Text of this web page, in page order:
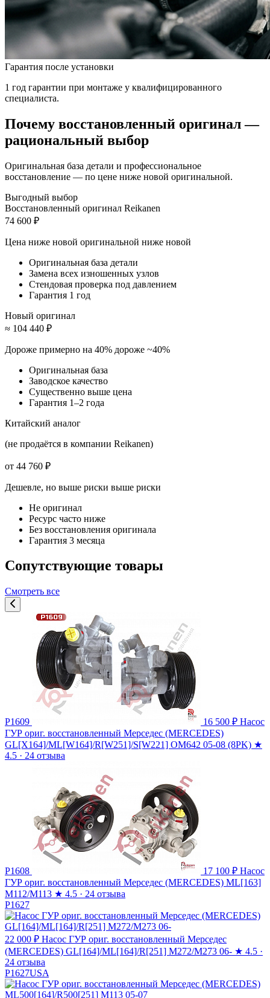
Гарантия после установки
1 год гарантии при монтаже у квалифицированного
специалиста.
Почему восстановленный оригинал —
рациональный выбор
Оригинальная база детали и профессиональное
восстановление — по цене ниже новой оригинальной.
Выгодный выбор
Восстановленный оригинал Reikanen
74 600 ₽
Цена ниже новой оригинальной ниже новой
Оригинальная база детали
Замена всех изношенных узлов
Стендовая проверка под давлением
Гарантия 1 год
Новый оригинал
≈ 104 440 ₽
Дороже примерно на 40% дороже ~40%
Оригинальная база
Заводское качество
Существенно выше цена
Гарантия 1–2 года
Китайский аналог
(не продаётся в компании Reikanen)
от 44 760 ₽
Дешевле, но выше риски выше риски
Не оригинал
Ресурс часто ниже
Без восстановления оригинала
Гарантия 3 месяца
Сопутствующие товары
Смотреть все
P1609 16 500 ₽ Насос
ГУР ориг. восстановленный Мерседес (MERCEDES)
GL[X164]/ML[W164]/R[W251]/S[W221] OM642 05-08 (8PK) ★
4.5 · 24 отзыва
P1608 17 100 ₽ Насос
ГУР ориг. восстановленный Мерседес (MERCEDES) ML[163]
M112/M113 ★ 4.5 · 24 отзыва
P1627
22 000 ₽ Насос ГУР ориг. восстановленный Мерседес
(MERCEDES) GL[164]/ML[164]/R[251] M272/M273 06- ★ 4.5 ·
24 отзыва
P1627USA